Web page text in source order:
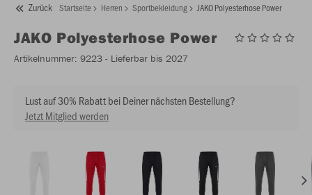
Zurück Startseite Herren Sportbekleidung JAKO Polyesterhose Power
JAKO Polyesterhose Power
Artikelnummer: 9223 - Lieferbar bis 2027
Lust auf 30% Rabatt bei Deiner nächsten Bestellung?
Jetzt Mitglied werden